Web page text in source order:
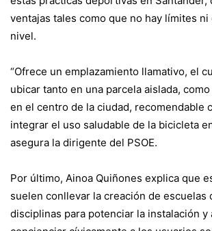
ventajas tales como que no hay límites ni
nivel.
“Ofrece un emplazamiento llamativo, el
ubicar tanto en una parcela aislada,
en el centro de la ciudad, recomendable
integrar el uso saludable de la bicicleta
asegura la dirigente del PSOE.
Por último, Ainoa Quiñones explica que
suelen conllevar la creación de escuelas
disciplinas para potenciar la instalación y